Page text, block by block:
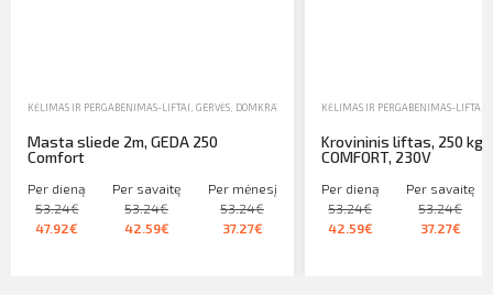
KĖLIMAS IR PERGABENIMAS-LIFTAI, GERVĖS, DOMKRATAI KROVININIAI LIFTAI,NUOMA
Masta sliede 2m, GEDA 250
Comfort
Per dieną
53.24€
47.92€
Per savaitę
53.24€
42.59€
Per mėnesį
53.24€
37.27€
KĖLIMAS IR PERGABENIMAS-LIFTAI,
Krovininis liftas, 250 kg,
COMFORT, 230V
Per dieną
53.24€
42.59€
Per savaitę
53.24€
37.27€